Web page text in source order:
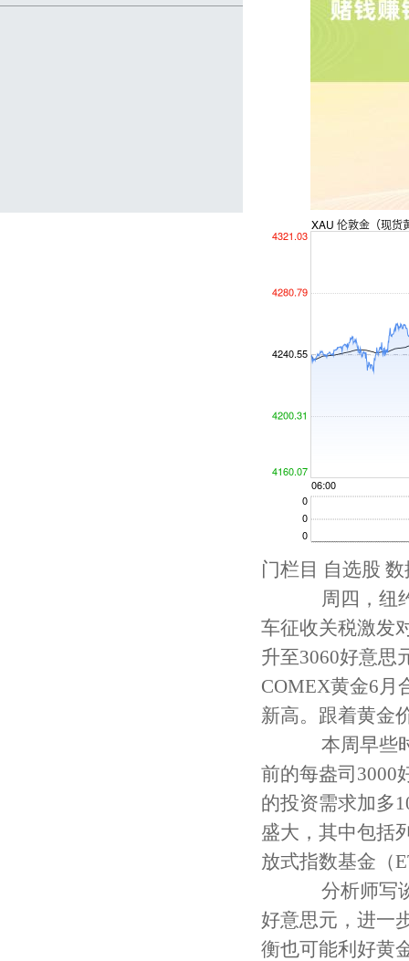
门栏目 自选股
周四，纽约
车征收关税激发
升至3060好意思
COMEX黄金6月
新高。跟着黄金
本周早些时
前的每盎司3000
的投资需求加多
盛大，其中包括
放式指数基金（
分析师写谈
好意思元，进一
衡也可能利好黄